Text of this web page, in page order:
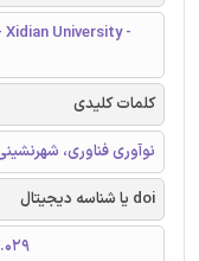
University -
کلمات کلیدی
نوآوری فناوری،
doi یا شناسه دیجیتال